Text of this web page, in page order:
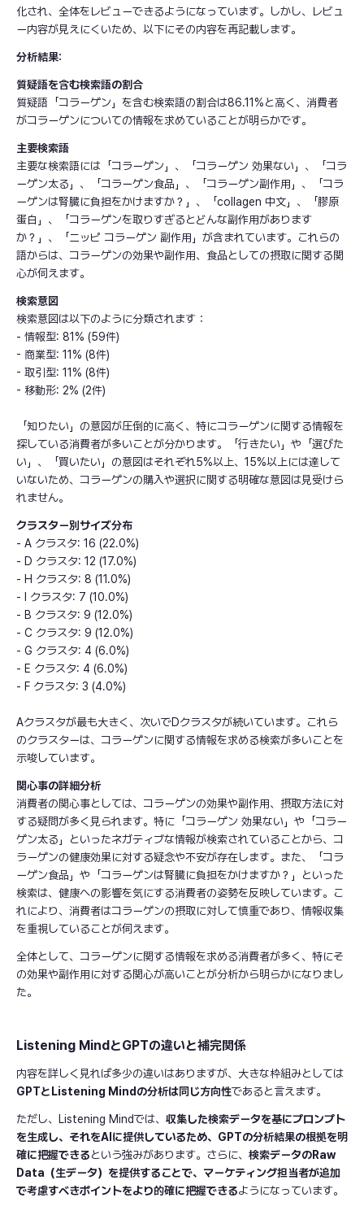
化され、全体をレビューできるようになっています。しかし、レビュ
ー内容が見えにくいため、以下にその内容を再記載します。
分析結果:
質疑語を含む検索語の割合
質疑語「コラーゲン」を含む検索語の割合は86.11%と高く、消費者
がコラーゲンについての情報を求めていることが明らかです。
主要検索語
主要な検索語には「コラーゲン」、「コラーゲン 効果ない」、「コラ
ーゲン太る」、「コラーゲン食品」、「コラーゲン副作用」、「コラ
ーゲンは腎臓に負担をかけますか？」、「collagen 中文」、「膠原
蛋白」、「コラーゲンを取りすぎるとどんな副作用があります
か？」、「ニッピ コラーゲン 副作用」が含まれています。これらの
語からは、コラーゲンの効果や副作用、食品としての摂取に関する関
心が伺えます。
検索意図
検索意図は以下のように分類されます：
- 情報型: 81% (59件)
- 商業型: 11% (8件)
- 取引型: 11% (8件)
- 移動形: 2% (2件)
「知りたい」の意図が圧倒的に高く、特にコラーゲンに関する情報を
探している消費者が多いことが分かります。「行きたい」や「選びた
い」、「買いたい」の意図はそれぞれ5%以上、15%以上には達して
いないため、コラーゲンの購入や選択に関する明確な意図は見受けら
れません。
クラスター別サイズ分布
- A クラスタ: 16 (22.0%)
- D クラスタ: 12 (17.0%)
- H クラスタ: 8 (11.0%)
- I クラスタ: 7 (10.0%)
- B クラスタ: 9 (12.0%)
- C クラスタ: 9 (12.0%)
- G クラスタ: 4 (6.0%)
- E クラスタ: 4 (6.0%)
- F クラスタ: 3 (4.0%)
Aクラスタが最も大きく、次いでDクラスタが続いています。これら
のクラスターは、コラーゲンに関する情報を求める検索が多いことを
示唆しています。
関心事の詳細分析
消費者の関心事としては、コラーゲンの効果や副作用、摂取方法に対
する疑問が多く見られます。特に「コラーゲン 効果ない」や「コラー
ゲン太る」といったネガティブな情報が検索されていることから、コ
ラーゲンの健康効果に対する疑念や不安が存在します。また、「コラ
ーゲン食品」や「コラーゲンは腎臓に負担をかけますか？」といった
検索は、健康への影響を気にする消費者の姿勢を反映しています。こ
れにより、消費者はコラーゲンの摂取に対して慎重であり、情報収集
を重視していることが伺えます。
全体として、コラーゲンに関する情報を求める消費者が多く、特にそ
の効果や副作用に対する関心が高いことが分析から明らかになりまし
た。
Listening MindとGPTの違いと補完関係
内容を詳しく見れば多少の違いはありますが、大きな枠組みとしては
GPTとListening Mindの分析は同じ方向性であると言えます。
ただし、Listening Mindでは、 収集した検索データを基にプロンプト
を生成し、それをAIに提供しているため、GPTの分析結果の根拠を明
確に把握できるという強みがあります。さらに、 検索データのRaw
Data（生データ）を提供することで、マーケティング担当者が追加
で考慮すべきポイントをより的確に把握できるようになっています。